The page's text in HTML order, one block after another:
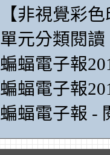
【非視覺彩
單元分類閱讀
蝙蝠電子報
蝙蝠電子報
蝙蝠電子報 -